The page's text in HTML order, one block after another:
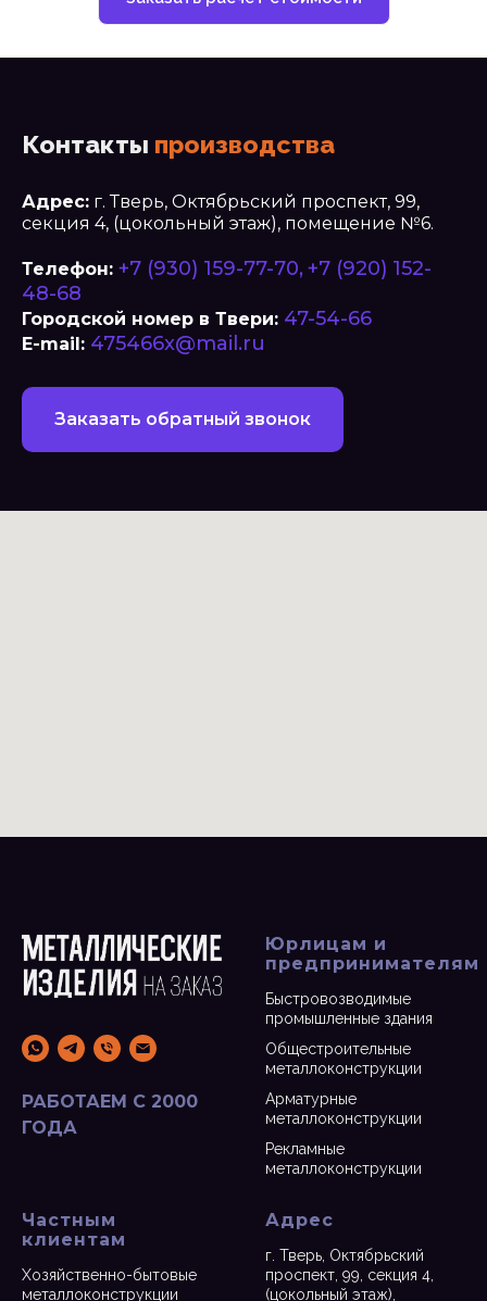
Контакты производства
Адрес: г. Тверь, Октябрьский проспект, 99,
секция 4, (цокольный этаж), помещение №6.
Телефон: +7 (930) 159-77-70,+7 (920) 152-
48-68
Городской номер в Твери: 47-54-66
E-mail: 475466x@mail.ru
Заказать обратный звонок
РАБОТАЕМ С 2000
ГОДА
Юрлицам и
предпринимателям
Быстровозводимые
промышленные здания
Общестроительные
металлоконструкции
Арматурные
металлоконструкции
Рекламные
металлоконструкции
Частным
клиентам
Хозяйственно-бытовые
металлоконструкции
Адрес
г. Тверь, Октябрьский
проспект, 99, секция 4,
(цокольный этаж),